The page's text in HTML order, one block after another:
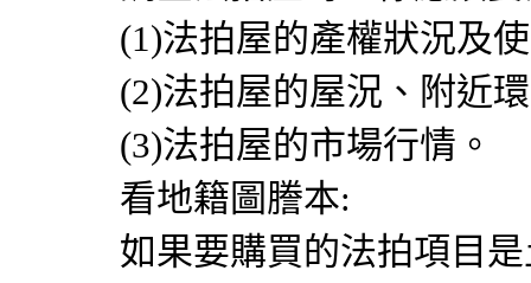
(1)法拍屋的產權狀況及
(2)法拍屋的屋況、附近
(3)法拍屋的市場行情。
看地籍圖謄本:
如果要購買的法拍項目